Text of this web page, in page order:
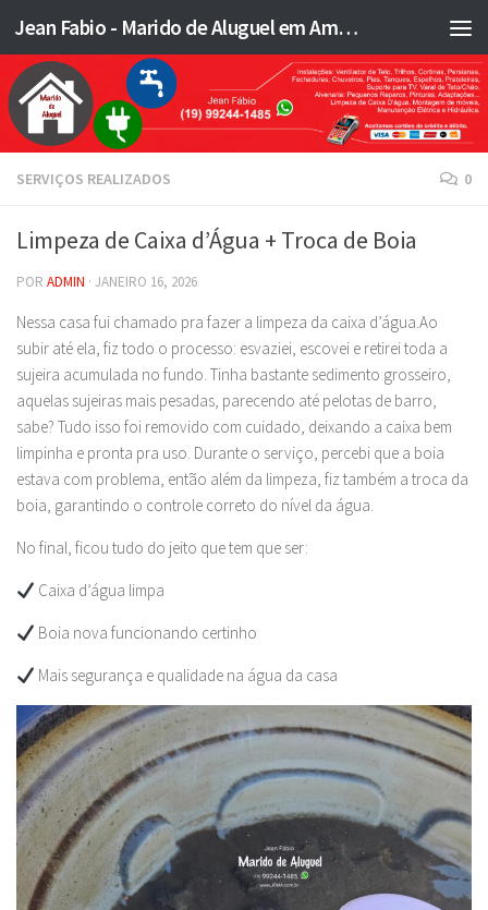
Skip to content Jean Fabio - Marido de Aluguel em Americana SP e região - JFMA
SERVIÇOS REALIZADOS 0
Limpeza de Caixa d’Água + Troca de Boia
POR ADMIN · JANEIRO 16, 2026
Nessa casa fui chamado pra fazer a limpeza da caixa d’água.Ao
subir até ela, fiz todo o processo: esvaziei, escovei e retirei toda a
sujeira acumulada no fundo. Tinha bastante sedimento grosseiro,
aquelas sujeiras mais pesadas, parecendo até pelotas de barro,
sabe? Tudo isso foi removido com cuidado, deixando a caixa bem
limpinha e pronta pra uso. Durante o serviço, percebi que a boia
estava com problema, então além da limpeza, fiz também a troca da
boia, garantindo o controle correto do nível da água.
No final, ficou tudo do jeito que tem que ser:
Caixa d’água limpa
Boia nova funcionando certinho
Mais segurança e qualidade na água da casa